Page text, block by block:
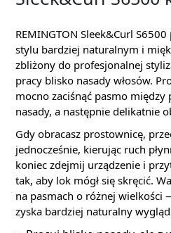
REMINGTON Sleek&Curl
stylu bardziej naturalnym i
zbliżony do profesjonalnej
pracy blisko nasady włosów.
mocno zaciśnąć pasmo
nasady, a następnie delikatnie
Gdy obracasz prostownicę,
jednocześnie, kierując ruch
koniec zdejmij urządzenie i
tak, aby lok mógł się skręcić.
na pasmach o różnej
zyska bardziej naturalny